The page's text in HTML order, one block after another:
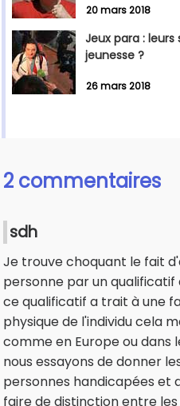
20 mars 2018
Jeux para :
jeunesse ?
26 mars 2018
2 commentaires
sdh
Je trouve choquant le fait
personne par un qualificatif
ce qualificatif a trait à une
physique de l'individu cela
comme en Europe ou dans
nous essayons de donner
personnes handicapées et
faire de distinction entre